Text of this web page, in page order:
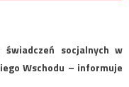
socjalnych w
Wschodu – informuje